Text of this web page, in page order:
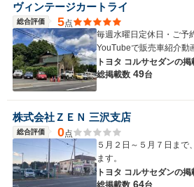
ヴィンテージカートライ
総合評価 5点
毎週水曜日定休日・ご予
YouTubeで販売車紹介動
トヨタ コルサセダンの掲
総掲載数 49台
株式会社ＺＥＮ 三沢支店
総合評価 0点
５月２日～５月７日まで
ます。
トヨタ コルサセダンの掲
64